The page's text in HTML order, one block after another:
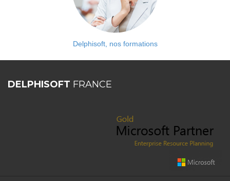
Delphisoft, nos formations
DELPHISOFT FRANCE